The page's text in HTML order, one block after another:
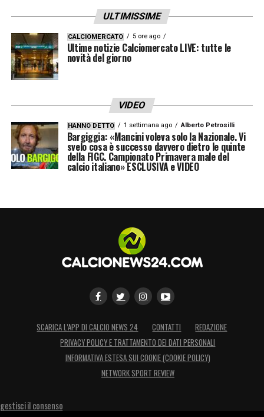
ULTIMISSIME
CALCIOMERCATO 5 ore ago
Ultime notizie Calciomercato LIVE: tutte le
novità del giorno
VIDEO
HANNO DETTO 1 settimana ago Alberto Petrosilli
Bargiggia: «Mancini voleva solo la Nazionale. Vi
svelo cosa è successo davvero dietro le quinte
della FIGC. Campionato Primavera male del
calcio italiano» ESCLUSIVA e VIDEO
SCARICA L’APP DI CALCIO NEWS 24 CONTATTI
REDAZIONE
PRIVACY POLICY E TRATTAMENTO DEI DATI PERSONALI
INFORMATIVA ESTESA SUI COOKIE (COOKIE POLICY)
NETWORK SPORT REVIEW
gestisci il consenso